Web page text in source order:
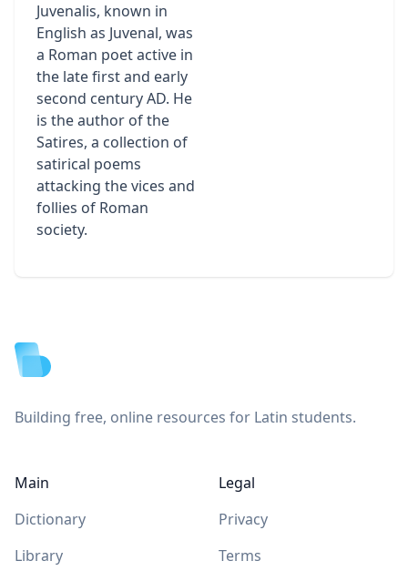
Juvenalis, known in
English as Juvenal, was
a Roman poet active in
the late first and early
second century AD. He
is the author of the
Satires, a collection of
satirical poems
attacking the vices and
follies of Roman
society.
Building free, online resources for Latin students.
Main
Dictionary
Library
Legal
Privacy
Terms